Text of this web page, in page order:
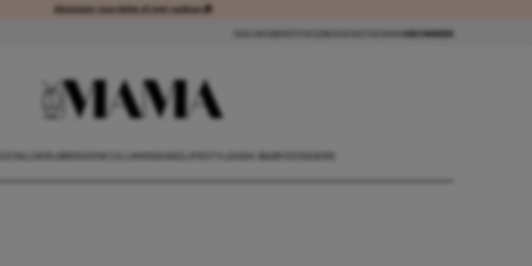
Abonneer voordelig of met cadeau 🎁Abonneer voordelig of met cadeau 🎁
ABONNEER